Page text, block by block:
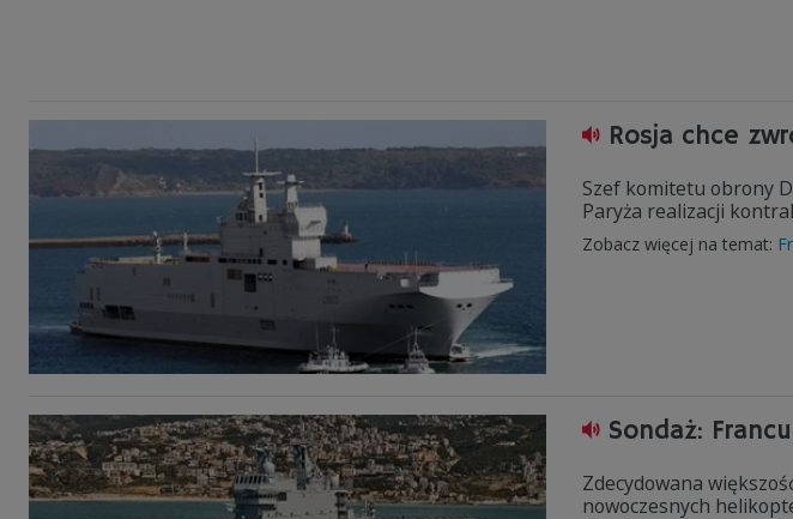
Rosja chce
Szef komitetu obrony
Paryża realizacji
Zobacz więcej na temat:
Sondaż:
Zdecydowana
nowoczesnych